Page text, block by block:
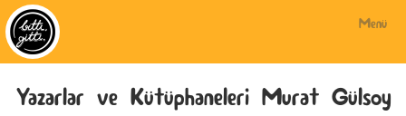
Menü
Yazarlar ve Kütüphaneleri Murat Gülsoy